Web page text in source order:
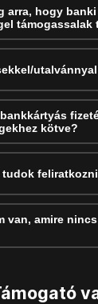
arra, hogy
támogassalak
kötve?
tudok
van, amire